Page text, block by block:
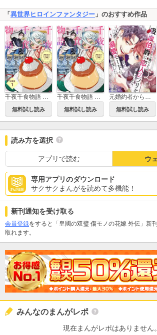
「 異世界ヒロインファンタジー 」のおすすめ作品
無料試し読み 無料試し読み 無料試し読み
読み方を選択
アプリで読む ウ
専用アプリのダウンロード
サクサクまんがを読めて多機能！
新刊通知を受け取る
会員登録をすると「皇國の双璧 傷モノの花嫁 外伝」新
取れます。
みんなのまんがレポ
現在まんがレポはありません。